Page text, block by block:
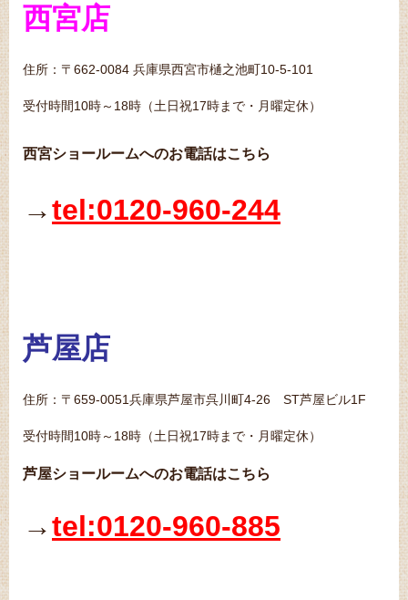
西宮店
住所：〒662-0084 兵庫県西宮市樋之池町10-5-101
受付時間10時～18時（土日祝17時まで・月曜定休）
西宮ショールームへのお電話はこちら
→tel:0120-960-244
芦屋店
住所：〒659-0051兵庫県芦屋市呉川町4-26 ST芦屋ビル1F
受付時間10時～18時（土日祝17時まで・月曜定休）
芦屋ショールームへのお電話はこちら
→tel:0120-960-885